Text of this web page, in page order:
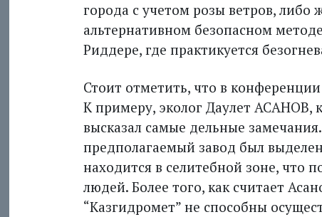
города с учетом розы ветров, либо
альтернативном безопасном
Риддере, где практикуется
Стоит отметить, что в
К примеру, эколог Даулет АСАНОВ,
высказал самые дельные
предполагаемый завод был
находится в селитебной зоне, что
людей. Более того, как считает
“Казгидромет” не способны